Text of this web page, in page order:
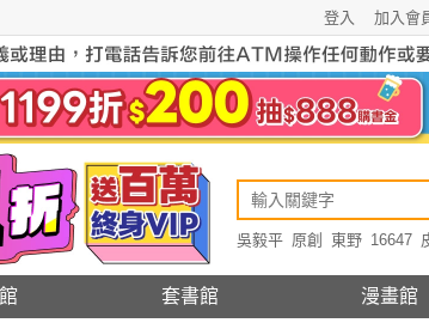
加入會
登入
吳毅平 原創 東野 16647
套書館 漫畫館